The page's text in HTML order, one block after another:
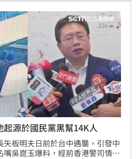
源於國民黨黑幫14K人
矢板明夫日前於台中遇襲，引發中
嘴吳崑玉爆料，經前香港警司情報